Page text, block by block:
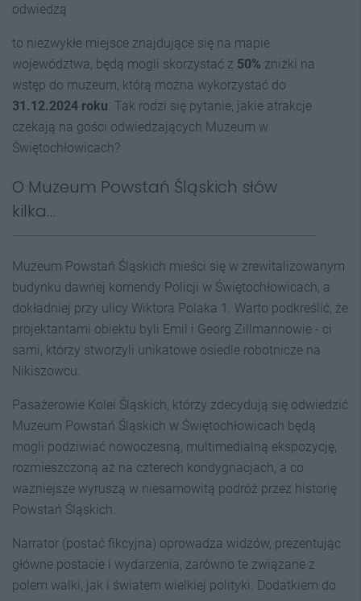
odwiedzą
to niezwykłe miejsce znajdujące się na mapie
województwa, będą mogli skorzystać z 50% zniżki na
wstęp do muzeum, którą można wykorzystać do
31.12.2024 roku . Tak rodzi się pytanie, jakie atrakcje
czekają na gości odwiedzających Muzeum w
Świętochłowicach?
O Muzeum Powstań Śląskich słów
kilka…
Muzeum Powstań Śląskich mieści się w zrewitalizowanym
budynku dawnej komendy Policji w Świętochłowicach, a
dokładniej przy ulicy Wiktora Polaka 1. Warto podkreślić, że
projektantami obiektu byli Emil i Georg Zillmannowie - ci
sami, którzy stworzyli unikatowe osiedle robotnicze na
Nikiszowcu.
Pasażerowie Kolei Śląskich, którzy zdecydują się odwiedzić
Muzeum Powstań Śląskich w Świętochłowicach będą
mogli podziwiać nowoczesną, multimedialną ekspozycję,
rozmieszczoną aż na czterech kondygnacjach, a co
ważniejsze wyruszą w niesamowitą podróż przez historię
Powstań Śląskich.
Narrator (postać fikcyjna) oprowadza widzów, prezentując
główne postacie i wydarzenia, zarówno te związane z
polem walki, jak i światem wielkiej polityki. Dodatkiem do